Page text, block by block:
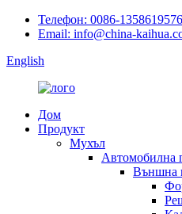
Телефон: 0086-
Email: info@china-
English
Дом
Продукт
Мухъл
Автомобилна
Външна